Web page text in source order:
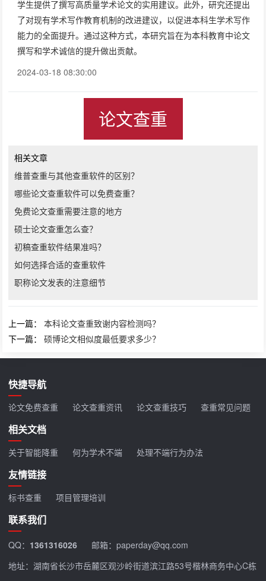
学生提供了撰写高质量学术论文的实用建议。此外，研究还提出
了对现有学术写作教育机制的改进建议，以促进本科生学术写作
能力的全面提升。通过这种方式，本研究旨在为本科教育中论文
撰写和学术诚信的提升做出贡献。
2024-03-18 08:30:00
论文查重
相关文章
维普查重与其他查重软件的区别？
哪些论文查重软件可以免费查重？
免费论文查重需要注意的地方
硕士论文查重怎么查？
初稿查重软件结果准吗？
如何选择合适的查重软件
职称论文发表的注意细节
上一篇：本科论文查重致谢内容检测吗？
下一篇：硕博论文相似度最低要求多少？
快捷导航
论文免费查重 论文查重资讯 论文查重技巧 查重常见问题
相关文档
关于智能降重 何为学术不端 处理不端行为办法
友情链接
标书查重 项目管理培训
联系我们
QQ： 1361316026
邮箱：paperday@qq.com
地址：湖南省长沙市岳麓区观沙岭街道滨江路53号楷林商务中心C栋